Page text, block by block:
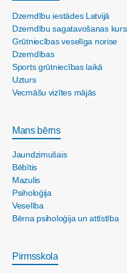
Dzemdību iestādes Latvijā
Dzemdību sagatavošanas
Grūtniecības veselīga norise
Dzemdības
Sports grūtniecības laikā
Uzturs
Vecmāšu vizītes mājās
Mans bērns
Jaundzimušais
Bēbītis
Mazulis
Psiholoģija
Veselība
Bērna psiholoģija un attīstība
Pirmsskola